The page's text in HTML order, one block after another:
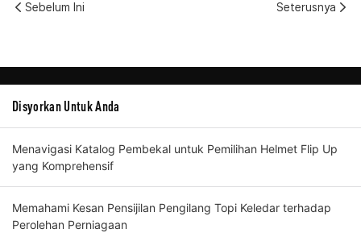
Sebelum Ini Seterusnya
Disyorkan Untuk Anda
Menavigasi Katalog Pembekal untuk Pemilihan Helmet Flip Up
yang Komprehensif
Memahami Kesan Pensijilan Pengilang Topi Keledar terhadap
Perolehan Perniagaan